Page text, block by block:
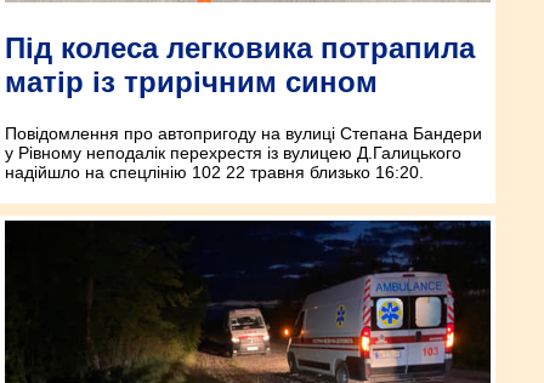
Під колеса легковика потрапила
матір із трирічним сином
Повідомлення про автопригоду на вулиці Степана Бандери
у Рівному неподалік перехрестя із вулицею Д.Галицького
надійшло на спецлінію 102 22 травня близько 16:20.